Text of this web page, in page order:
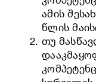
ამის
წლის
თუ